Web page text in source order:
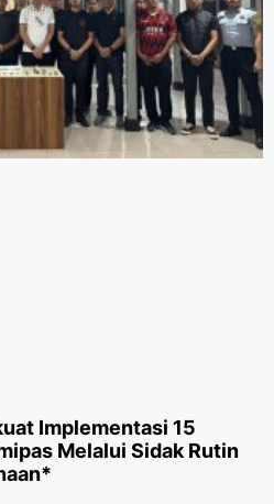
Implementasi 15
Melalui Sidak Rutin